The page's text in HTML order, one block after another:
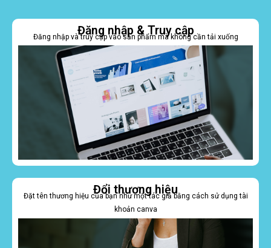
Đăng nhập & Truy cập
Đăng nhập và truy cập vào sản phẩm mà không cần tải xuống
Đổi thương hiệu
Đặt tên thương hiệu của bạn như một tác giả bằng cách sử dụng tài
khoản canva